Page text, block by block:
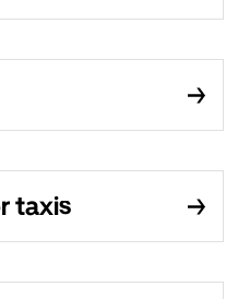
taxis